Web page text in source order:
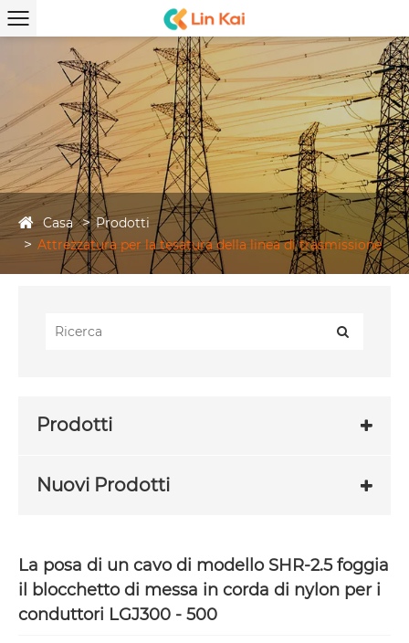
Casa
Prodotti
Attrezzatura per la tesatura della linea di trasmissione
Prodotti
Nuovi Prodotti
La posa di un cavo di modello SHR-2.5 foggia
il blocchetto di messa in corda di nylon per i
conduttori LGJ300 - 500